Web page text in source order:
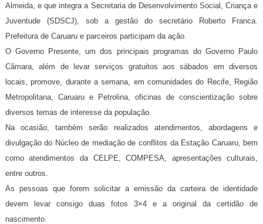
Almeida, e que integra a Secretaria de Desenvolvimento Social, Criança e
Juventude (SDSCJ), sob a gestão do secretário Roberto Franca.
Prefeitura de Caruaru e parceiros participam da ação.
O Governo Presente, um dos principais programas do Governo Paulo
Câmara, além de levar serviços gratuitos aos sábados em diversos
locais, promove, durante a semana, em comunidades do Recife, Região
Metropolitana, Caruaru e Petrolina, oficinas de conscientização sobre
diversos temas de interesse da população.
Na ocasião, também serão realizados atendimentos, abordagens e
divulgação do Núcleo de mediação de conflitos da Estação Caruaru, bem
como atendimentos da CELPE, COMPESA, apresentações culturais,
entre outros.
As pessoas que forem solicitar a emissão da carteira de identidade
devem levar consigo duas fotos 3×4 e a original da certidão de
nascimento.